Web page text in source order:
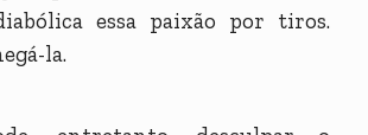
essa paixão por tiros.
la.